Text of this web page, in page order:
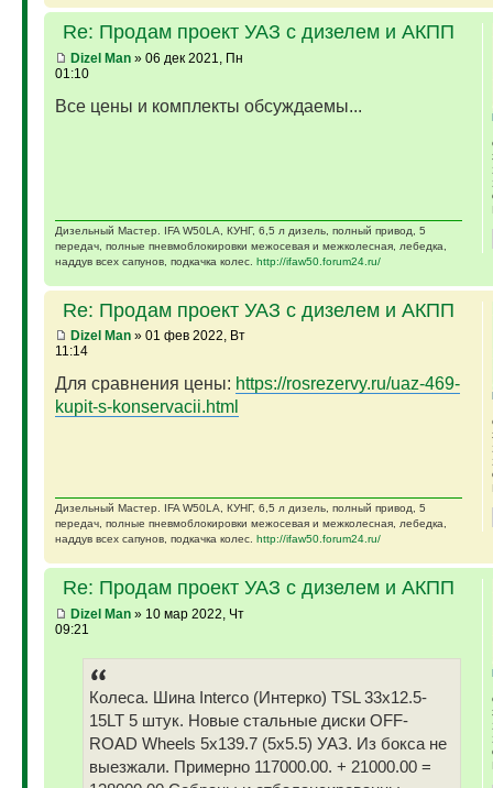
Re: Продам проект УАЗ с дизелем и АКПП
Dizel Man» 06 дек 2021, Пн
01:10
Все цены и комплекты обсуждаемы...
Дизельный Мастер. IFA W50LA, КУНГ, 6,5 л дизель, полный привод, 5
передач, полные пневмоблокировки межосевая и межколесная, лебедка,
наддув всех сапунов, подкачка колес. http://ifaw50.forum24.ru/
Re: Продам проект УАЗ с дизелем и АКПП
Dizel Man» 01 фев 2022, Вт
11:14
Для сравнения цены: https://rosrezervy.ru/uaz-469-
kupit-s-konservacii.html
Дизельный Мастер. IFA W50LA, КУНГ, 6,5 л дизель, полный привод, 5
передач, полные пневмоблокировки межосевая и межколесная, лебедка,
наддув всех сапунов, подкачка колес. http://ifaw50.forum24.ru/
Re: Продам проект УАЗ с дизелем и АКПП
Dizel Man» 10 мар 2022, Чт
09:21
Колеса. Шина Interco (Интерко) TSL 33x12.5-
15LT 5 штук. Новые стальные диски OFF-
ROAD Wheels 5x139.7 (5x5.5) УАЗ. Из бокса не
выезжали. Примерно 117000.00. + 21000.00 =